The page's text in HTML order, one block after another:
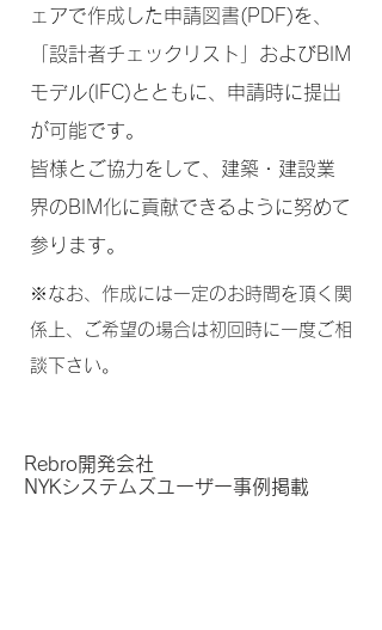
ェアで作成した申請図書(PDF)を、
「設計者チェックリスト」およびBIM
モデル(IFC)とともに、申請時に提出
が可能です。
​皆様とご協力をして、建築・建設業
界のBIM化に貢献できるように努めて
参ります。
※なお、作成には一定のお時間を頂く関
係上、ご希望の場合は初回時に一度ご相
談下さい。
Rebro開発会社
NYKシステムズユーザー事例掲載